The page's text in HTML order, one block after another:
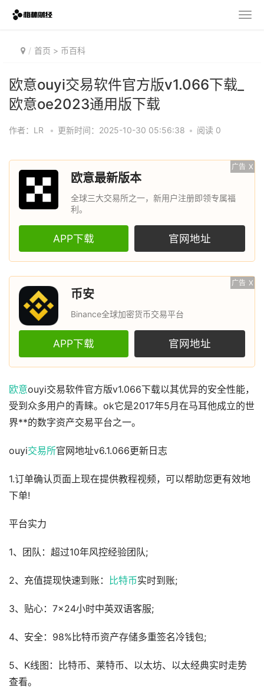
首页 > 币百科
欧意ouyi交易软件官方版v1.066下载_
欧意oe2023通用版下载
作者：LR • 更新时间：2025-10-30 05:56:38 • 阅读 0
广告 X
欧意最新版本
全球三大交易所之一，新用户注册即领专属福
利。
APP下载 官网地址
广告 X
币安
Binance全球加密货币交易平台
APP下载 官网地址
欧意ouyi交易软件官方版v1.066下载以其优异的安全性能，
受到众多用户的青睐。ok它是2017年5月在马耳他成立的世
界**的数字资产交易平台之一。
ouyi交易所官网地址v6.1.066更新日志
1.订单确认页面上现在提供教程视频，可以帮助您更有效地
下单!
平台实力
1、团队：超过10年风控经验团队;
2、充值提现快速到账： 比特币实时到账;
3、贴心：7×24小时中英双语客服;
4、安全：98%比特币资产存储多重签名冷钱包;
5、K线图：比特币、莱特币、以太坊、以太经典实时走势
查看。